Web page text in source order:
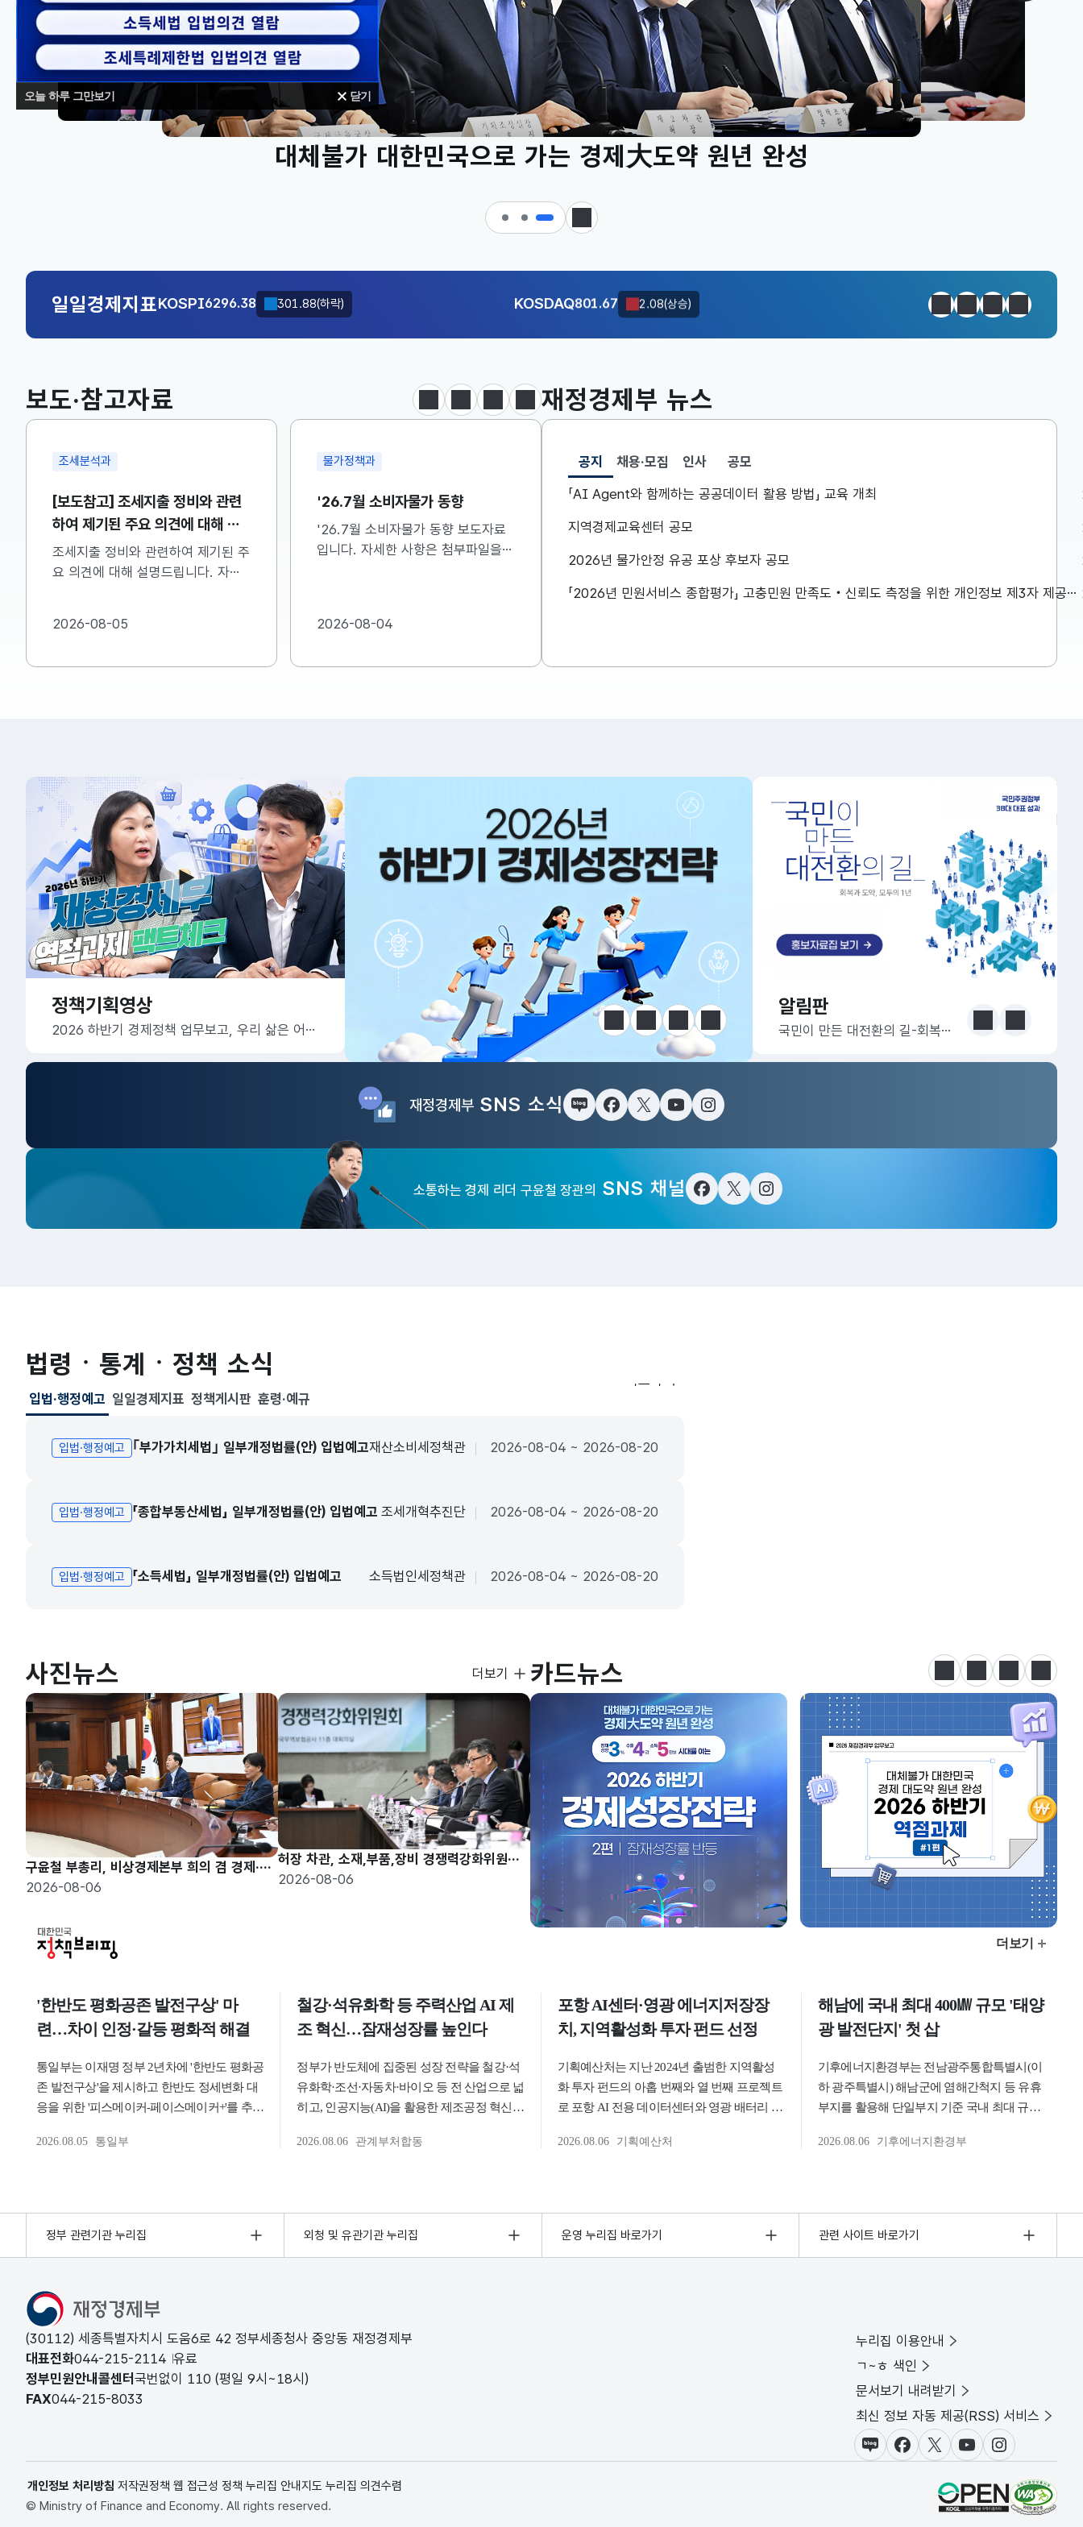
오늘 하루 그만보기 닫기
대체불가 대한민국으로 가는 경제大도약 원년 완성
정지
일일경제지표
달러-원1424.9000
국고채(3년)3.742 0.073(상승) 달러-원1424.9000 0.2000(상승)
KOSPI6296.38 301.88(하락) KOSDAQ801.67 2.08(상승)
달러-원
정지이전다음일일경제지
보도·참고자료
물가정책과
'26.7월 소비자물가 동향
'26.7월 소비자물가 동향 보도자료
입니다. 자세한 사항은 첨부파일을
참고하시기 바랍니다....
2026-08-04
정책조정총괄과
비상경제본부 회의 겸 경제·구조혁
신 관계장관회의 개최
구윤철 부총리 겸 재정경제부장관은
자세한 내용은 첨부자료를 참고하여
2026-08-06
공급망정책담당관
제16차 소재부품장비 경쟁력강화
위원회 개최
허장 재정경제부 제2차관은 8.6일
차 소재·부품·장비 경쟁력강화위원회
정지 이전 다음 보도·참고자료 더보기
재정경제부 뉴스
공지
선택됨
공지
「AI Agent와 함께하는 공공데이터 활용 방법」 교육 개최
지역경제교육센터 공모
2026년 물가안정 유공 포상 후보자 공모
「2026년 민원서비스 종합평가」 고충민원 만족도‧신뢰도 측정을 위한 개인정보 제3자 제공사항 공고
채용·모집 인사 공모
정책기획영상
2026 하반기 경제정책 업무보고, 우리 삶은 어떻게 달라질까요? 정지 이전 다음 한눈에 보는 정책 더보기
알림판
알림판
전국민 공급망 애로 핫라인 개설
알림판
국민이 만든 대전환의 길-회복과 도약, 모두의 1년 이전 다음
재정경제부 SNS 소식 블로그페이스북트위터(X)
유튜브인스타그램
소통하는 경제 리더 구윤철 장관의 SNS 채널 페이스북트위터(X)인스타그램
법령ㆍ통계ㆍ정책 소식
입법·행정예고
선택됨
입법·행정예고
입법·행정예고 ｢부가가치세법｣ 일부개정법률(안) 입법예고재산소비세정책관 2026-08-04 ~ 2026-08-20
입법·행정예고 「종합부동산세법」 일부개정법률(안) 입법예고 조세개혁추진단 2026-08-04 ~ 2026-08-20
입법·행정예고 「소득세법」 일부개정법률(안) 입법예고 소득법인세정책관 2026-08-04 ~ 2026-08-20
더보기
일일경제지표 정책게시판 훈령·예규
사진뉴스
구윤철 부총리, 비상경제본부 희의 겸 경제·구조혁신 관계장관회의 주재
2026-08-06
허장 차관, 소재,부품,장비 경쟁력강화위원회 주재
2026-08-06
사진뉴스
더보기 카드뉴스 정지 이전 다음 카드뉴
정부 관련기관 누리집 외청 및 유관기관 누리집 운영 누리집 바로가기 관련 사이트 바로가기
(30112) 세종특별자치시 도움6로 42 정부세종청사 중앙동 재정경제부
대표전화044-215-2114 유료
정부민원안내콜센터 국번없이 110 (평일 9시~18시)
FAX044-215-8033
누리집 이용안내
ㄱ~ㅎ 색인
문서보기 내려받기
최신 정보 자동 제공(RSS) 서비스
블로그페이스북X(트위터)
유튜브인스타그램
개인정보 처리방침 저작권정책 웹 접근성 정책 누리집 안내지도 누리집 의견수렴
© Ministry of Finance and Economy. All rights reserved.